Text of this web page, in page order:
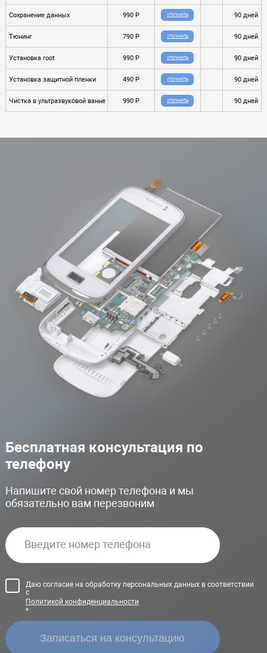
Сохранение данных 990 P УТОЧНИТЬ 90 дней
Тюнинг 790 P УТОЧНИТЬ 90 дней
Установка root 990 P УТОЧНИТЬ 90 дней
Установка защитной пленки 490 P УТОЧНИТЬ 90 дней
Чистка в ультразвуковой ванне 990 P УТОЧНИТЬ 90 дней
Бесплатная консультация по
телефону
Напишите свой номер телефона и мы
обязательно вам перезвоним
Даю согласие на обработку персональных данных в соответствии
с
Политикой конфиденциальности
*